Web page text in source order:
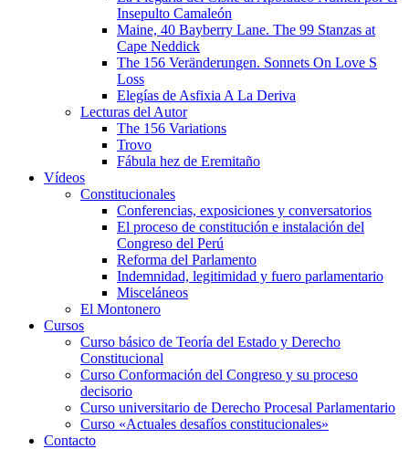
Insepulto Camaleón
Maine, 40 Bayberry Lane. The 99 Stanzas at
Cape Neddick
The 156 Veränderungen. Sonnets On Love S
Loss
Elegías de Asfixia A La Deriva
Lecturas del Autor
The 156 Variations
Trovo
Fábula hez de Eremitaño
Vídeos
Constitucionales
Conferencias, exposiciones y conversatorios
El proceso de constitución e instalación del
Congreso del Perú
Reforma del Parlamento
Indemnidad, legitimidad y fuero parlamentario
Misceláneos
El Montonero
Cursos
Curso básico de Teoría del Estado y Derecho
Constitucional
Curso Conformación del Congreso y su proceso
decisorio
Curso universitario de Derecho Procesal Parlamentario
Curso «Actuales desafíos constitucionales»
Contacto